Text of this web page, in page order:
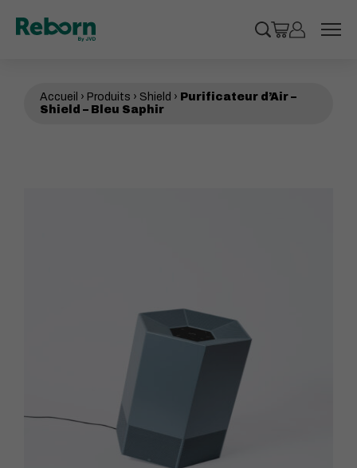
sous-menu
Accueil › Produits › Shield › Purificateur d’Air –
Shield – Bleu Saphir